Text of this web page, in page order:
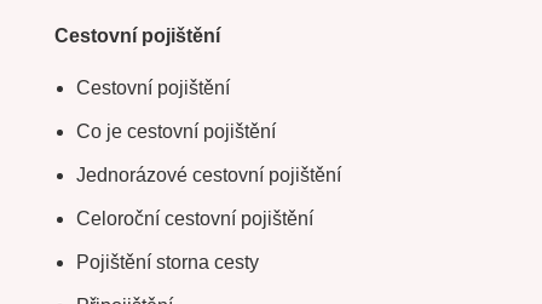
Cestovní pojištění
Cestovní pojištění
Co je cestovní pojištění
Jednorázové cestovní pojištění
Celoroční cestovní pojištění
Pojištění storna cesty